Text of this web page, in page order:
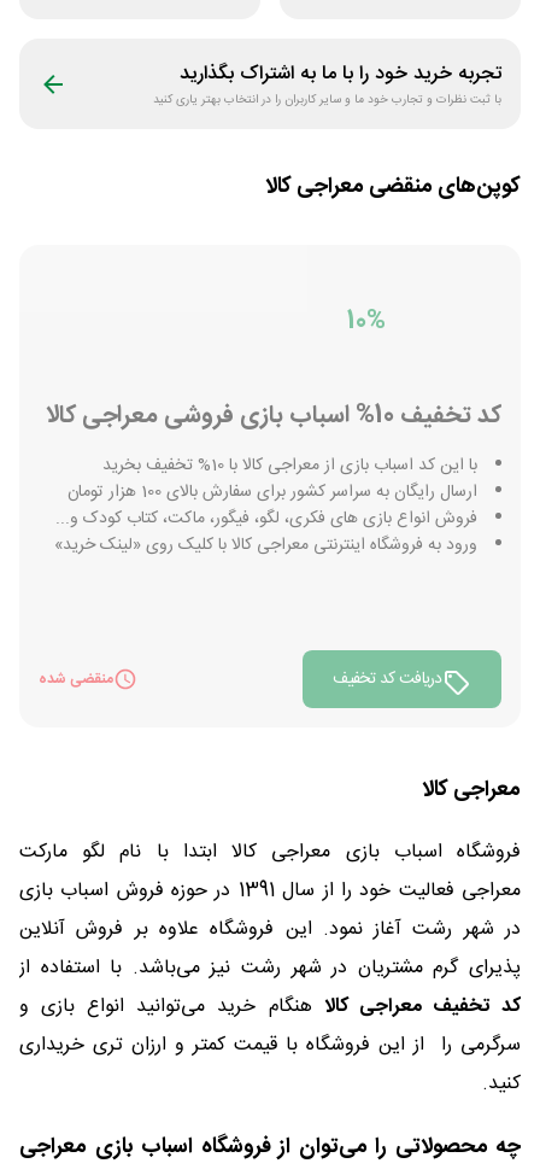
تجربه خرید خود را با ما به اشتراک بگذارید
با ثبت نظرات و تجارب خود ما و سایر کاربران را در انتخاب بهتر یاری کنید
کوپن‌های منقضی معراجی کالا
10%
کد تخفیف 10% اسباب بازی فروشی معراجی کالا
با این کد اسباب بازی از معراجی کالا با 10% تخفیف بخرید
ارسال رایگان به سراسر کشور برای سفارش بالای 100 هزار تومان
فروش انواع بازی های فکری، لگو، فیگور، ماکت، کتاب کودک و...
ورود به فروشگاه اینترنتی معراجی کالا با کلیک روی «لینک خرید»
دریافت کد تخفیف منقضی شده
معراجی کالا
فروشگاه اسباب بازی معراجی کالا ابتدا با نام لگو مارکت
معراجی فعالیت خود را از سال 1391 در حوزه فروش اسباب بازی
در شهر رشت آغاز نمود. این فروشگاه علاوه بر فروش آنلاین
پذیرای گرم مشتریان در شهر رشت نیز می‌باشد. با استفاده از
کد تخفیف معراجی کالا هنگام خرید می‌توانید انواع بازی و
سرگرمی را از این فروشگاه با قیمت کمتر و ارزان تری خریداری
کنید.
چه محصولاتی را می‌توان از فروشگاه اسباب بازی معراجی